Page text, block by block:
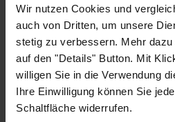
Wir nutzen Cookies und
auch von Dritten, um unsere
stetig zu verbessern. Mehr
auf den "Details" Button. Mit
willigen Sie in die Verwendung
Ihre Einwilligung können Sie
Schaltfläche widerrufen.
FOUNDATIONS
WER WIR SIND
DAS KINDERNETZWERK
GROUP FEIERTE 2015
BESTEHEN!